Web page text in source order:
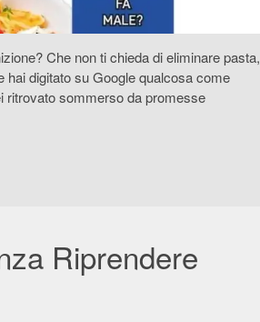
Che non ti chieda di eliminare pasta,
digitato su Google qualcosa come
ritrovato sommerso da promesse
Riprendere